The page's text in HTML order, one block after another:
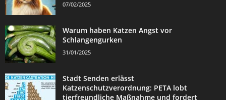
07/02/2025
Warum haben Katzen Angst vor
Schlangengurken
31/01/2025
Stadt Senden erlässt
Katzenschutzverordnung: PETA lobt
tierfreundliche Maßnahme und fordert